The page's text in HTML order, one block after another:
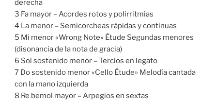
derecha
3 Fa mayor – Acordes rotos y polirritmias
4 La menor – Semicorcheas rápidas y continuas
5 Mi menor «Wrong Note» Étude Segundas menores
(disonancia de la nota de gracia)
6 Sol sostenido menor – Tercios en legato
7 Do sostenido menor «Cello Étude» Melodía cantada
con la mano izquierda
8 Re bemol mayor – Arpegios en sextas